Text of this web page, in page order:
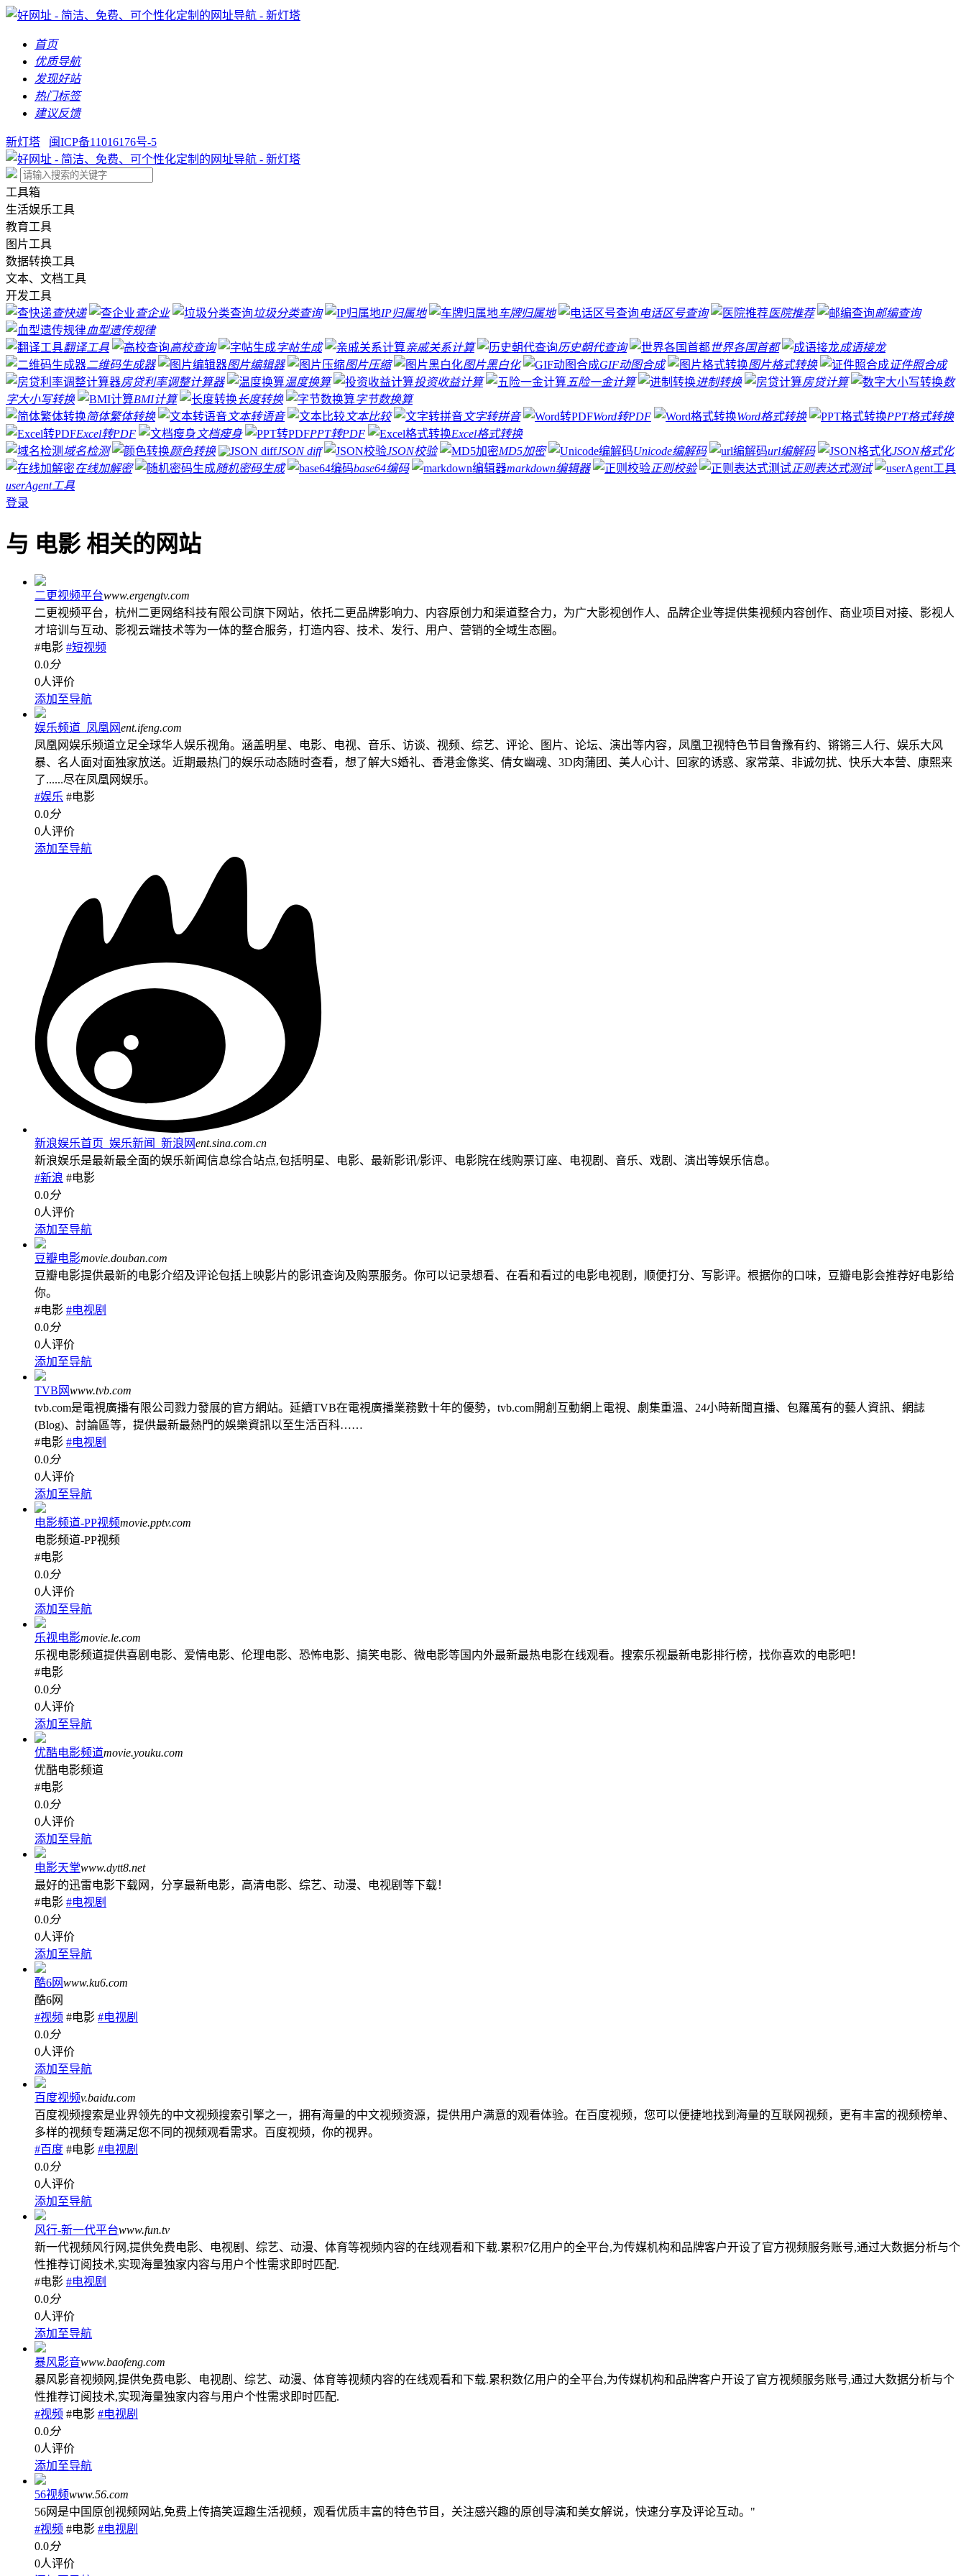
首页
优质导航
发现好站
热门标签
建议反馈
新灯塔 闽ICP备11016176号-5
工具箱
生活娱乐工具
教育工具
图片工具
数据转换工具
文本、文档工具
开发工具
查快递
查企业 垃圾分类查询 IP归属地 车牌归属地 电话区号查询 医院推荐
邮编查询
血型遗传规律
翻译工具
高校查询 字帖生成 亲戚关系计算 历史朝代查询 世界各国首都
成语接龙
二维码生成器
图片编辑器 图片压缩 图片黑白化 GIF动图合成 图片格式转换
证件照合成
房贷利率调整计算器
温度换算 投资收益计算 五险一金计算 进制转换 房贷计算
数
字大小写转换
BMI计算 长度转换
字节数换算
简体繁体转换
文本转语音 文本比较 文字转拼音 Word转PDF Word格式转换
PPT格式转换
Excel转PDF
文档瘦身 PPT转PDF
Excel格式转换
域名检测
颜色转换 JSON diff JSON校验 MD5加密 Unicode编解码 url编解码
JSON格式化
在线加解密
随机密码生成 base64编码 markdown编辑器 正则校验
正则表达式测试
userAgent工具
登录
与 电影 相关的网站
二更视频平台www.ergengtv.com
二更视频平台，杭州二更网络科技有限公司旗下网站，依托二更品牌影响力、内容原创力和渠道整合力，为广大影视创作人、品牌企业等提供集视频内容创作、商业项目对接、影视人
才培训与互动、影视云端技术等为一体的整合服务，打造内容、技术、发行、用户、营销的全域生态圈。
#电影 #短视频
0.0分
0人评价
添加至导航
娱乐频道_凤凰网ent.ifeng.com
凤凰网娱乐频道立足全球华人娱乐视角。涵盖明星、电影、电视、音乐、访谈、视频、综艺、评论、图片、论坛、演出等内容，凤凰卫视特色节目鲁豫有约、锵锵三人行、娱乐大风
暴、名人面对面独家放送。近期最热门的娱乐动态随时查看，想了解大S婚礼、香港金像奖、倩女幽魂、3D肉蒲团、美人心计、回家的诱惑、家常菜、非诚勿扰、快乐大本营、康熙来
了......尽在凤凰网娱乐。
#娱乐 #电影
0.0分
0人评价
添加至导航
新浪娱乐首页_娱乐新闻_新浪网ent.sina.com.cn
新浪娱乐是最新最全面的娱乐新闻信息综合站点,包括明星、电影、最新影讯/影评、电影院在线购票订座、电视剧、音乐、戏剧、演出等娱乐信息。
#新浪 #电影
0.0分
0人评价
添加至导航
豆瓣电影movie.douban.com
豆瓣电影提供最新的电影介绍及评论包括上映影片的影讯查询及购票服务。你可以记录想看、在看和看过的电影电视剧，顺便打分、写影评。根据你的口味，豆瓣电影会推荐好电影给
你。
#电影 #电视剧
0.0分
0人评价
添加至导航
TVB网www.tvb.com
tvb.com是電視廣播有限公司戮力發展的官方網站。延續TVB在電視廣播業務數十年的優勢，tvb.com開創互動網上電視、劇集重溫、24小時新聞直播、包羅萬有的藝人資訊、網誌
(Blog)、討論區等，提供最新最熱門的娛樂資訊以至生活百科……
#电影 #电视剧
0.0分
0人评价
添加至导航
电影频道-PP视频movie.pptv.com
电影频道-PP视频
#电影
0.0分
0人评价
添加至导航
乐视电影movie.le.com
乐视电影频道提供喜剧电影、爱情电影、伦理电影、恐怖电影、搞笑电影、微电影等国内外最新最热电影在线观看。搜索乐视最新电影排行榜，找你喜欢的电影吧！
#电影
0.0分
0人评价
添加至导航
优酷电影频道movie.youku.com
优酷电影频道
#电影
0.0分
0人评价
添加至导航
电影天堂www.dytt8.net
最好的迅雷电影下载网，分享最新电影，高清电影、综艺、动漫、电视剧等下载！
#电影 #电视剧
0.0分
0人评价
添加至导航
酷6网www.ku6.com
酷6网
#视频 #电影 #电视剧
0.0分
0人评价
添加至导航
百度视频v.baidu.com
百度视频搜索是业界领先的中文视频搜索引擎之一，拥有海量的中文视频资源，提供用户满意的观看体验。在百度视频，您可以便捷地找到海量的互联网视频，更有丰富的视频榜单、
多样的视频专题满足您不同的视频观看需求。百度视频，你的视界。
#百度 #电影 #电视剧
0.0分
0人评价
添加至导航
风行-新一代平台www.fun.tv
新一代视频风行网,提供免费电影、电视剧、综艺、动漫、体育等视频内容的在线观看和下载.累积7亿用户的全平台,为传媒机构和品牌客户开设了官方视频服务账号,通过大数据分析与个
性推荐订阅技术,实现海量独家内容与用户个性需求即时匹配.
#电影 #电视剧
0.0分
0人评价
添加至导航
暴风影音www.baofeng.com
暴风影音视频网,提供免费电影、电视剧、综艺、动漫、体育等视频内容的在线观看和下载.累积数亿用户的全平台,为传媒机构和品牌客户开设了官方视频服务账号,通过大数据分析与个
性推荐订阅技术,实现海量独家内容与用户个性需求即时匹配.
#视频 #电影 #电视剧
0.0分
0人评价
添加至导航
56视频www.56.com
56网是中国原创视频网站,免费上传搞笑逗趣生活视频，观看优质丰富的特色节目，关注感兴趣的原创导演和美女解说，快速分享及评论互动。"
#视频 #电影 #电视剧
0.0分
0人评价